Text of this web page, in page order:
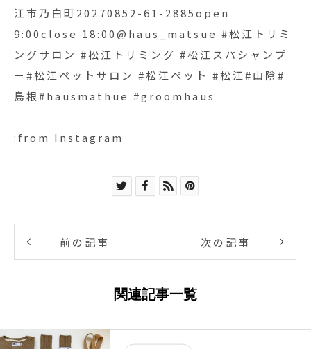
江市乃白町20270852-61-2885open
9:00close 18:00@haus_matsue #松江トリミ
ングサロン #松江トリミング #松江スパシャンプ
ー#松江ペットサロン #松江ペット #松江#山陰#
島根#hausmathue #groomhaus
:from Instagram
前の記事 次の記事
関連記事一覧